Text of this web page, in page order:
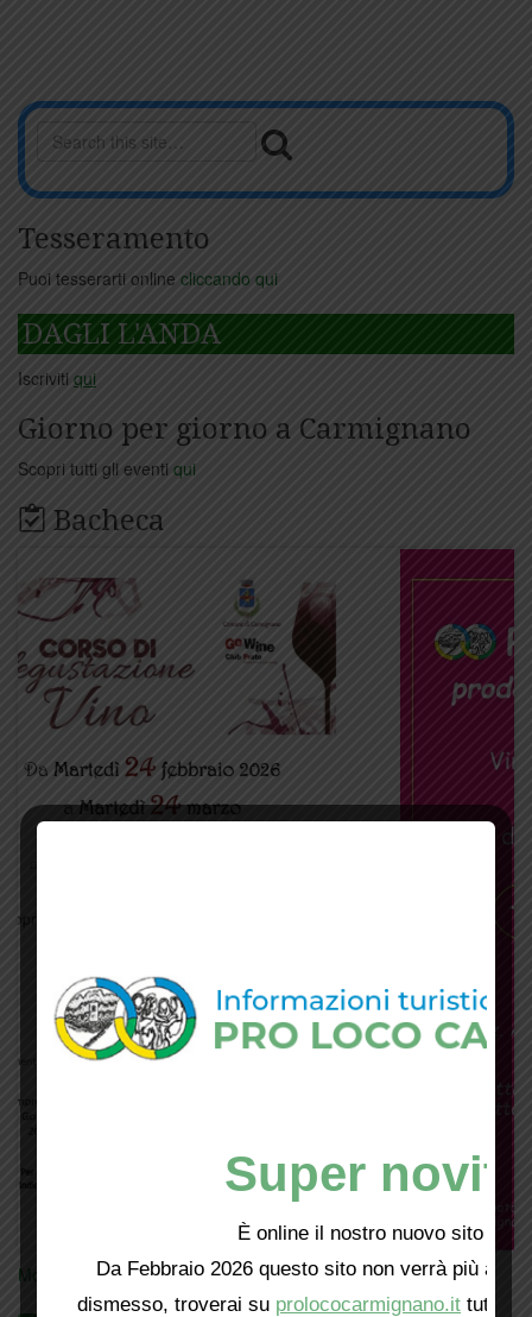
Tesseramento
Puoi tesserarti online cliccando qui
DAGLI L'ANDA
Iscriviti qui
Giorno per giorno a Carmignano
Scopri tutti gli eventi qui
Bacheca
Mostra tutte le locandine
Super
È online il nostro nuovo sito web!
Da Febbraio 2026 questo sito non verrà più
dismesso, troverai su prolococarmignano.it tutti i